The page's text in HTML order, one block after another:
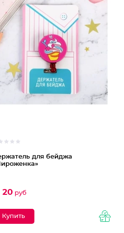
для бейджа
20 руб